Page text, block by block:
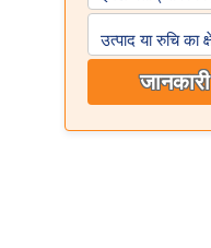
उत्पाद या रुचि का